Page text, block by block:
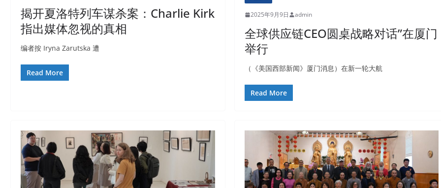
揭开夏洛特列车谋杀案：Charlie Kirk
指出媒体忽视的真相
编者按 Iryna Zarutska 遭
Read More
2025年9月9日 admin
全球供应链CEO圆桌战略对话”在厦门
举行
（《美国西部新闻》厦门消息）在新一轮大航
Read More